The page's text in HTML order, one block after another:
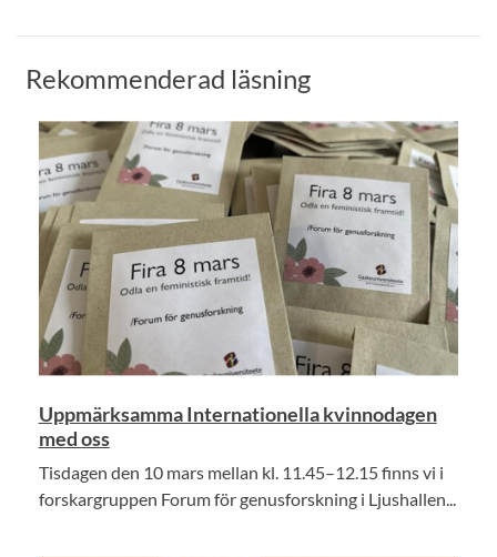
Rekommenderad läsning
Uppmärksamma Internationella kvinnodagen
med oss
Tisdagen den 10 mars mellan kl. 11.45–12.15 finns vi i
forskargruppen Forum för genusforskning i Ljushallen...